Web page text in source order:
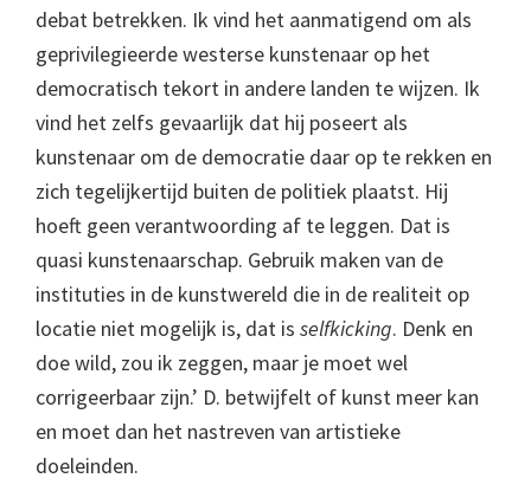
debat betrekken. Ik vind het aanmatigend om als
geprivilegieerde westerse kunstenaar op het
democratisch tekort in andere landen te wijzen. Ik
vind het zelfs gevaarlijk dat hij poseert als
kunstenaar om de democratie daar op te rekken en
zich tegelijkertijd buiten de politiek plaatst. Hij
hoeft geen verantwoording af te leggen. Dat is
quasi kunstenaarschap. Gebruik maken van de
instituties in de kunstwereld die in de realiteit op
locatie niet mogelijk is, dat is selfkicking. Denk en
doe wild, zou ik zeggen, maar je moet wel
corrigeerbaar zijn.’ D. betwijfelt of kunst meer kan
en moet dan het nastreven van artistieke
doeleinden.